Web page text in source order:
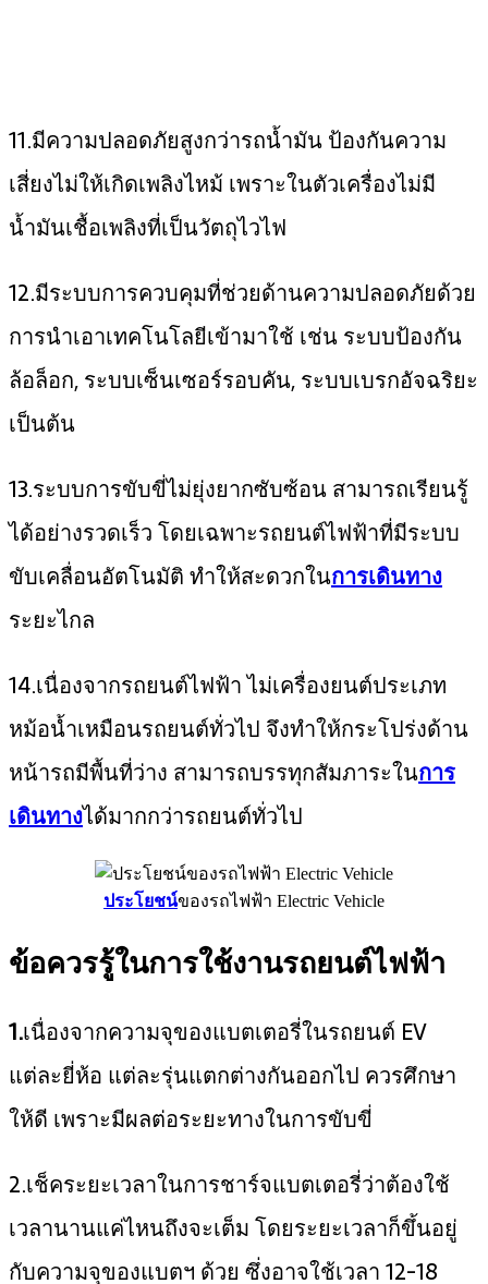
11.มีความปลอดภัยสูงกว่ารถน้ำมัน ป้องกันความ
เสี่ยงไม่ให้เกิดเพลิงไหม้ เพราะในตัวเครื่องไม่มี
น้ำมันเชื้อเพลิงที่เป็นวัตถุไวไฟ
12.มีระบบการควบคุมที่ช่วยด้านความปลอดภัยด้วย
การนำเอาเทคโนโลยีเข้ามาใช้ เช่น ระบบป้องกัน
ล้อล็อก, ระบบเซ็นเซอร์รอบคัน, ระบบเบรกอัจฉริยะ
เป็นต้น
13.ระบบการขับขี่ไม่ยุ่งยากซับซ้อน สามารถเรียนรู้
ได้อย่างรวดเร็ว โดยเฉพาะรถยนต์ไฟฟ้าที่มีระบบ
ขับเคลื่อนอัตโนมัติ ทำให้สะดวกในการเดินทาง
ระยะไกล
14.เนื่องจากรถยนต์ไฟฟ้า ไม่เครื่องยนต์ประเภท
หม้อน้ำเหมือนรถยนต์ทั่วไป จึงทำให้กระโปร่งด้าน
หน้ารถมีพื้นที่ว่าง สามารถบรรทุกสัมภาระในการ
เดินทางได้มากกว่ารถยนต์ทั่วไป
ประโยชน์ของรถไฟฟ้า Electric Vehicle
ข้อควรรู้ในการใช้งานรถยนต์ไฟฟ้า
1.เนื่องจากความจุของแบตเตอรี่ในรถยนต์ EV
แต่ละยี่ห้อ แต่ละรุ่นแตกต่างกันออกไป ควรศึกษา
ให้ดี เพราะมีผลต่อระยะทางในการขับขี่
2.เช็คระยะเวลาในการชาร์จแบตเตอรี่ว่าต้องใช้
เวลานานแค่ไหนถึงจะเต็ม โดยระยะเวลาก็ขึ้นอยู่
กับความจุของแบตฯ ด้วย ซึ่งอาจใช้เวลา 12-18